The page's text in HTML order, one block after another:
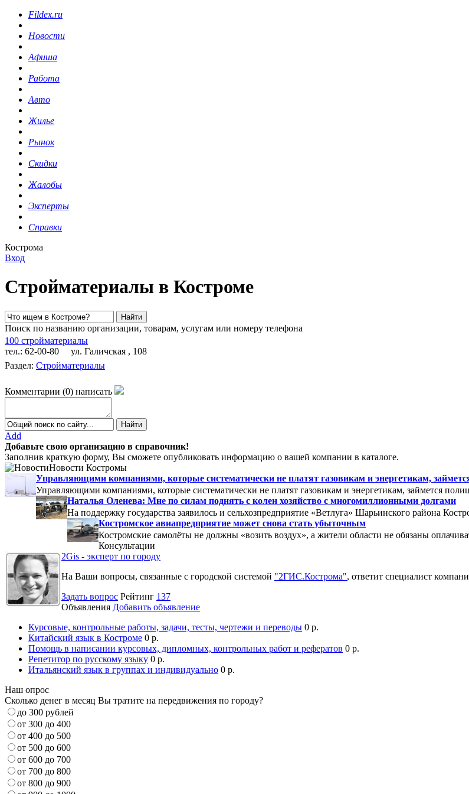
Fildex.ru
Новости
Афиша
Работа
Авто
Жилье
Рынок
Скидки
Жалобы
Эксперты
Справки
Кострома
Вход
Стройматериалы в Костроме
Поиск по названию организации, товарам, услугам или номеру телефона
100 стройматериалы
тел.: 62-00-80
ул. Галичская , 108
Раздел: Стройматериалы
Комментарии (0) написать
Add
Добавьте свою организацию в справочник!
Заполнив краткую форму, Вы сможете опубликовать информацию о вашей компании в каталоге.
Новости Костромы
Управляющими компаниями, которые систематически не платят газовикам и энергетикам,
Управляющими компаниями, которые систематически не платят газовикам и энергетикам, займется
Наталья Оленева: Мне по силам поднять с колен хозяйство с многомиллионными долгами
На поддержку государства заявилось и сельхозпредприятие «Ветлуга» Шарьинского района
Костромское авиапредприятие может снова стать убыточным
Костромские самолёты не должны «возить воздух», а жители области не обязаны
Консультации
2Gis - эксперт по городу
На Ваши вопросы, связанные с городской системой "2ГИС.Кострома", ответит специалист
Задать вопрос Рейтинг 137
Объявления Добавить объявление
Курсовые, контрольные работы, задачи, тесты, чертежи и переводы 0 р.
Китайский язык в Костроме 0 р.
Помощь в написании курсовых, дипломных, контрольных работ и рефератов 0 р.
Репетитор по русскому языку 0 р.
Итальянский язык в группах и индивидуально 0 р.
Наш опрос
Сколько денег в месяц Вы тратите на передвижения по городу?
до 300 рублей
от 300 до 400
от 400 до 500
от 500 до 600
от 600 до 700
от 700 до 800
от 800 до 900